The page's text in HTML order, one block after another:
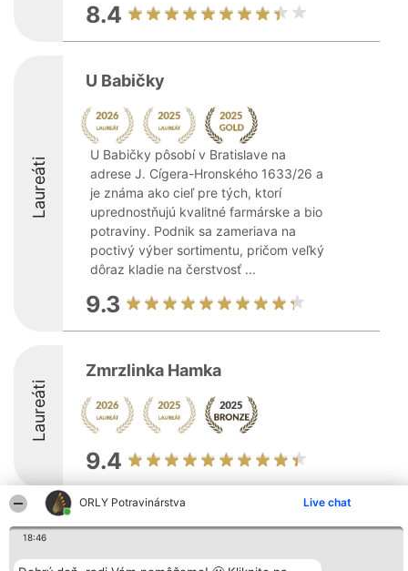
ORLY Potravinárstva Live chat
18:46
8.4
Laureáti
U Babičky
U Babičky pôsobí v Bratislave na
adrese J. Cígera-Hronského 1633/26 a
je známa ako cieľ pre tých, ktorí
uprednostňujú kvalitné farmárske a bio
potraviny. Podnik sa zameriava na
poctivý výber sortimentu, pričom veľký
dôraz kladie na čerstvosť ...
9.3
Laureáti
Zmrzlinka Hamka
9.4
Organizátor hodnotenia
Bright Side Solutions sp. z o.
ul. Ruska 22
Hodnotenie
wszystkich
Kontakt